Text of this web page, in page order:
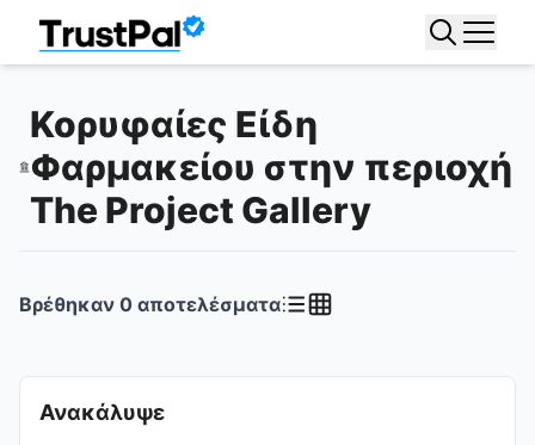
Κορυφαίες Είδη
Φαρμακείου στην περιοχή
The Project Gallery
Ανακάλυψε
Βρέθηκαν 0 αποτελέσματα